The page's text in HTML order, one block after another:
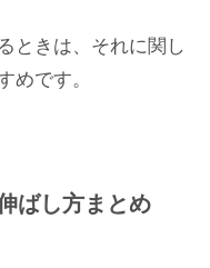
ときは、それに関し
めです。
ばし方まとめ